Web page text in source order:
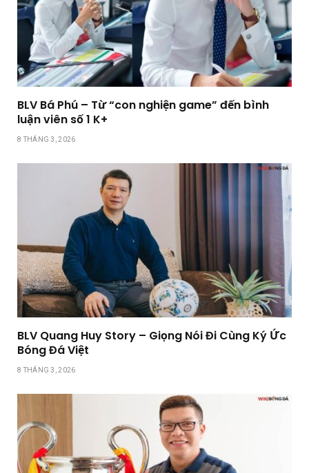
BLV Bá Phú – Từ “con nghiện game” đến bình
luận viên số 1 K+
8 THÁNG 3, 2026
BLV Quang Huy Story – Giọng Nói Đi Cùng Ký Ức
Bóng Đá Việt
8 THÁNG 3, 2026